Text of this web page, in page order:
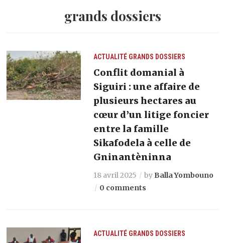
grands dossiers
ACTUALITÉ GRANDS DOSSIERS
Conflit domanial à
Siguiri : une affaire de
plusieurs hectares au
cœur d’un litige foncier
entre la famille
Sikafodela à celle de
Gninantèninna
18 avril 2025 by Balla Yombouno
0 comments
ACTUALITÉ GRANDS DOSSIERS